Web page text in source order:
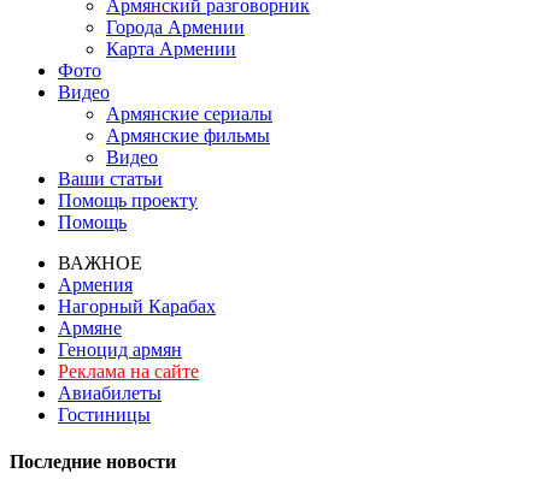
Армянский разговорник
Города Армении
Карта Армении
Фото
Видео
Армянские сериалы
Армянские фильмы
Видео
Ваши статьи
Помощь проекту
Помощь
ВАЖНОЕ
Армения
Нагорный Карабах
Армяне
Геноцид армян
Реклама на сайте
Авиабилеты
Гостиницы
Последние новости